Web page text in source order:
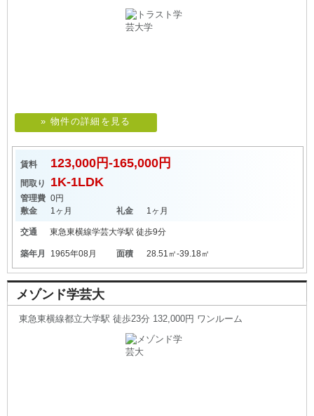
» 物件の詳細を見る
賃料 123,000円-165,000円
間取り 1K-1LDK
管理費 0円
敷金
1ヶ月 礼金 1ヶ月
交通 東急東横線学芸大学駅 徒歩9分
築年月 1965年08月 面積 28.51㎡-39.18㎡
メゾンド学芸大
東急東横線都立大学駅 徒歩23分 132,000円 ワンルーム